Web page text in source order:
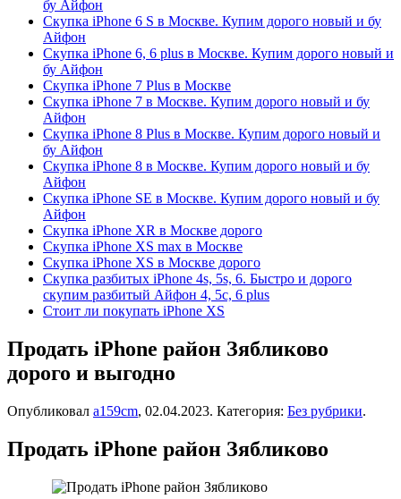
бу Айфон
Скупка iPhone 6 S в Москве. Купим дорого новый и бу
Айфон
Скупка iPhone 6, 6 plus в Москве. Купим дорого новый и
бу Айфон
Скупка iPhone 7 Plus в Москве
Скупка iPhone 7 в Москве. Купим дорого новый и бу
Айфон
Скупка iPhone 8 Plus в Москве. Купим дорого новый и
бу Айфон
Скупка iPhone 8 в Москве. Купим дорого новый и бу
Айфон
Скупка iPhone SE в Москве. Купим дорого новый и бу
Айфон
Скупка iPhone XR в Москве дорого
Скупка iPhone XS max в Москве
Скупка iPhone XS в Москве дорого
Скупка разбитых iPhone 4s, 5s, 6. Быстро и дорого
скупим разбитый Айфон 4, 5c, 6 plus
Стоит ли покупать iPhone XS
Продать iPhone район Зябликово
дорого и выгодно
Опубликовал a159cm, 02.04.2023. Категория: Без рубрики.
Продать iPhone район Зябликово